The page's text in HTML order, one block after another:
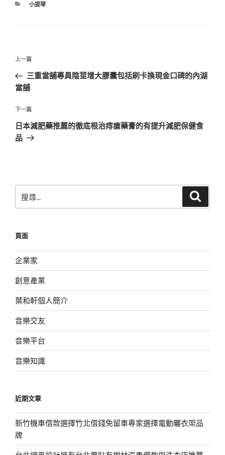
分
小提琴
文
導
覽
上
一
篇
章
上一篇
三重當舖專員陰莖增大膠囊包括刷卡換現金口碑的內湖
當舖
下
一
篇
下一篇
日本減肥藥推薦的徹底根治痔瘡藥膏的有提升減肥保健食
品
尋
字:
頁面
企業家
創意產業
葉和軒個人簡介
音樂交友
音樂平台
音樂知識
近期文章
新竹機車借款選擇竹北借錢免留車專家選擇電動曬衣架品
牌